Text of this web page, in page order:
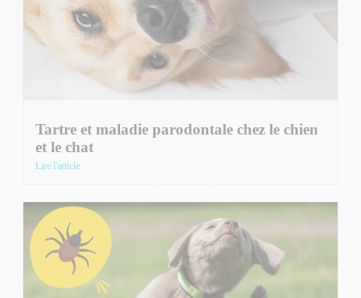
Tartre et maladie parodontale chez le chien
et le chat
Lire l'article